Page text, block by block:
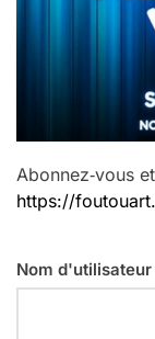
Abonnez‑vous
https://
Nom